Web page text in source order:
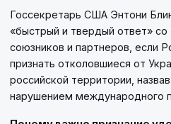
Госсекретарь США Энтони
«быстрый и твердый ответ»
союзников и партнеров, если
признать отколовшиеся от
российской территории,
нарушением международного